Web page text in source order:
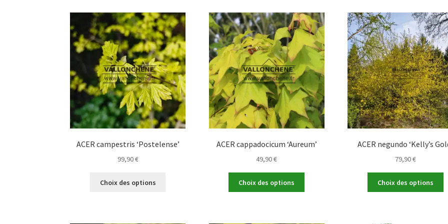
variations.
Les
options
peuvent
être
choisies
sur
la
page
du
produit
la
ACER campestris ‘Postelense’
99,90€
Choix des options
variations.
ACER cappadocicum ‘Aureum’
49,90€
Choix des options
variations.
ACER negundo ‘Kelly’s
79,90€
Choix des options